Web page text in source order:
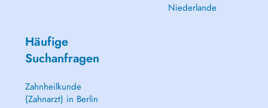
Niederlande
Häufige
Suchanfragen
Zahnheilkunde
(Zahnarzt) in Berlin